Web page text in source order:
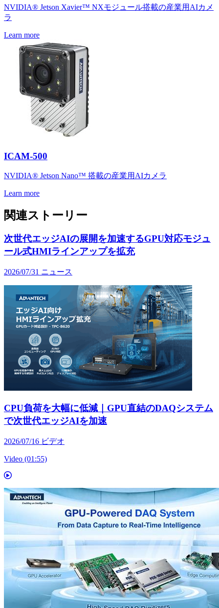
NVIDIA® Jetson Xavier™ NXモジュール搭載の産業用AIカメ
ラ
Learn more
ICAM-500
NVIDIA® Jetson Nano™ 搭載の産業用AIカメラ
Learn more
関連ストーリー
次世代エッジAIの展開を加速するGPU対応モジュ
ール式HMIラインアップを拡充
2026/07/31 ニュース
CPU負荷を大幅に低減｜GPU直結のDAQシステム
で次世代エッジAIを加速
2026/07/16 ビデオ
Video (01:55)